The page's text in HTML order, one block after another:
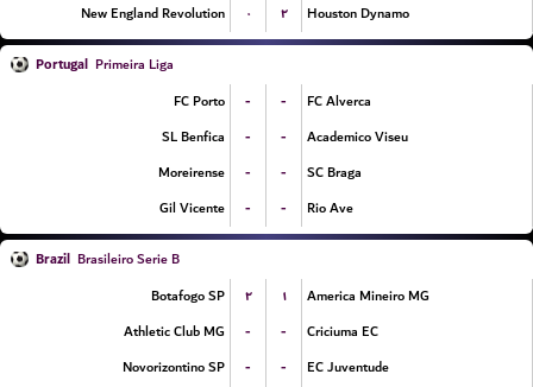
New England Revolution
۰ ۲ Houston Dynamo
Portugal Primeira Liga
FC Porto
- -
FC Alverca
SL Benfica
- -
Academico Viseu
Moreirense
- -
SC Braga
Gil Vicente
- - Rio Ave
Brazil Brasileiro Serie B
Botafogo SP
۲ ۱
America Mineiro MG
Athletic Club MG
- -
Criciuma EC
Novorizontino SP
- -
EC Juventude